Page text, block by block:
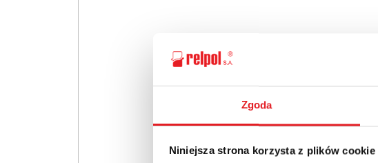
Zgoda
Niniejsza strona korzysta z plików cookie